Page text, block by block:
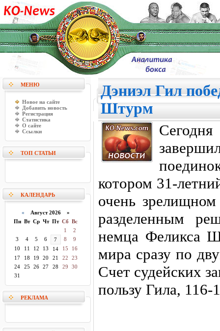
МЕНЮ
Новое на сайте
Добавить новость
Регистрация
Статистика
О сайте
Ссылки
ТОП СТАТЬИ
КАЛЕНДАРЬ
« Август 2026 »
Пн Вт Ср Чт Пт Сб Вс
1
2
3
4 5 6 7 8
9
10
11 12 13 14 15
16
17
18 19 20 21 22
23
24
25 26 27 28 29
30
31
РЕКЛАМА
Дэниэл Гил
Штурм
котором 31-
очень
разделенным
немца Феликса
мира сразу по
Счет судейских
пользу Гила,